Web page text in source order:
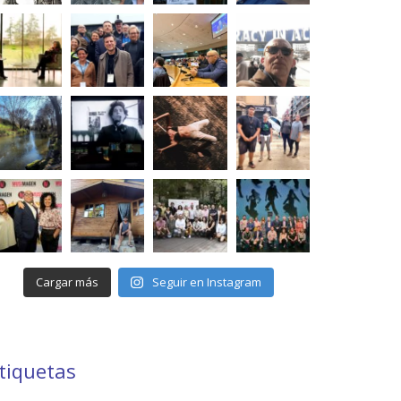
Cargar más Seguir en Instagram